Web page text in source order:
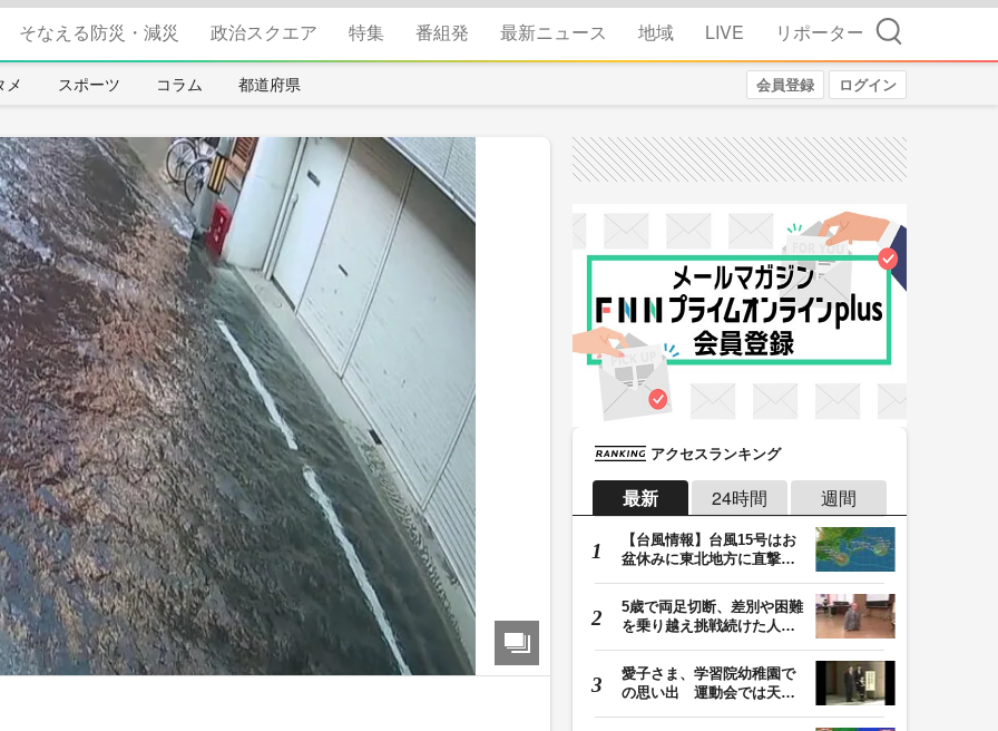
そなえる防災・減災 政治スクエア 特集 番組発 最新ニュース 地域 LIVE リポーター 検索
メ スポーツ コラム 都道府県 会員登録 ログイン
アクセスランキング
最新 24時間 週間
【台風情報】台風15号はお
盆休みに東北地方に直撃す
5歳で両足切断、差別や困難
を乗り越え挑戦続けた人
愛子さま、学習院幼稚園で
の思い出 運動会では天皇